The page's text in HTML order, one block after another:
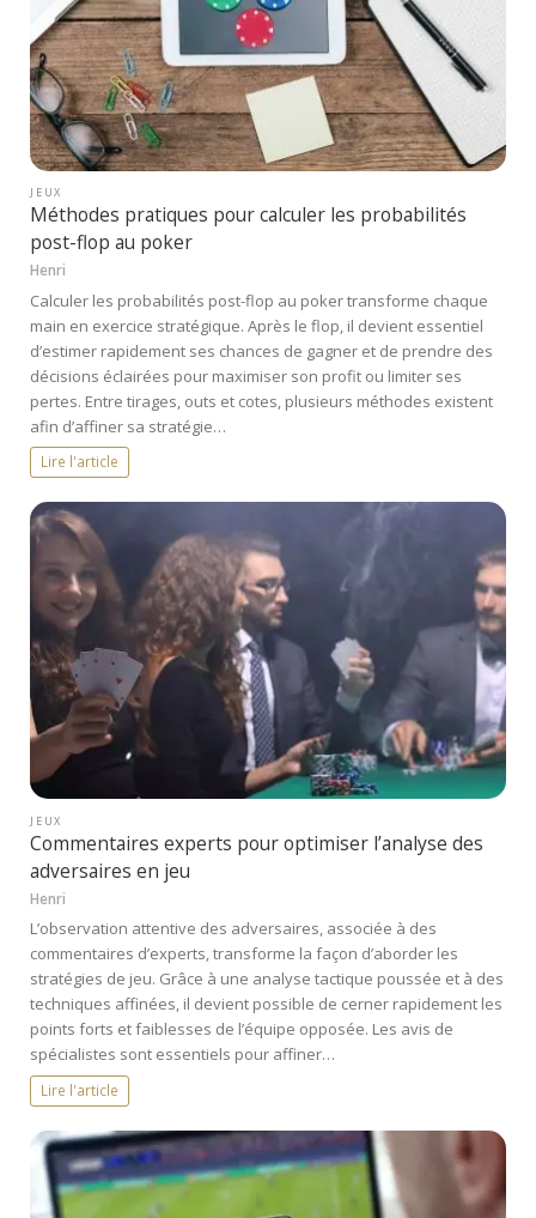
JEUX
Méthodes pratiques pour calculer les probabilités
post-flop au poker
Henri
Calculer les probabilités post-flop au poker transforme chaque
main en exercice stratégique. Après le flop, il devient essentiel
d’estimer rapidement ses chances de gagner et de prendre des
décisions éclairées pour maximiser son profit ou limiter ses
pertes. Entre tirages, outs et cotes, plusieurs méthodes existent
afin d’affiner sa stratégie…
Lire l'article
JEUX
Commentaires experts pour optimiser l’analyse des
adversaires en jeu
Henri
L’observation attentive des adversaires, associée à des
commentaires d’experts, transforme la façon d’aborder les
stratégies de jeu. Grâce à une analyse tactique poussée et à des
techniques affinées, il devient possible de cerner rapidement les
points forts et faiblesses de l’équipe opposée. Les avis de
spécialistes sont essentiels pour affiner…
Lire l'article